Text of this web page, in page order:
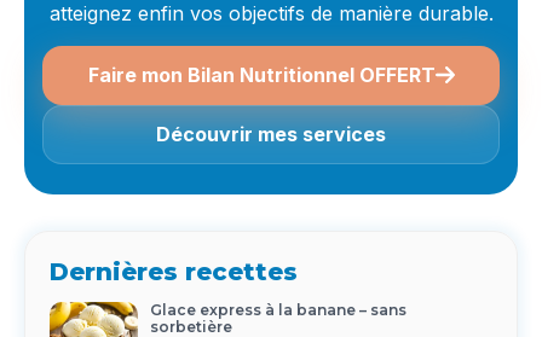
atteignez enfin vos objectifs de manière durable.
Faire mon Bilan Nutritionnel OFFERT
Découvrir mes services
Dernières recettes
Glace express à la banane – sans
sorbetière